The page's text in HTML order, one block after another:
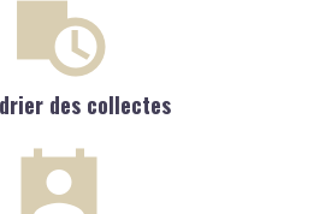
des collectes